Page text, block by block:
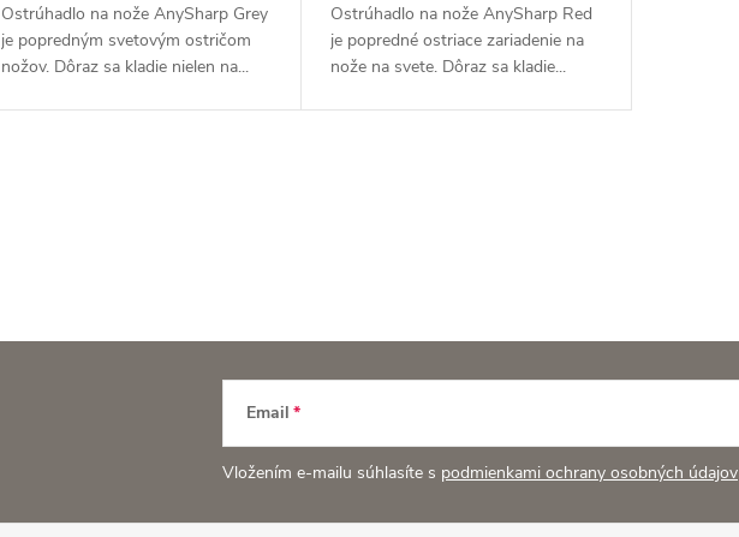
Ostrúhadlo na nože AnySharp Grey
je popredným svetovým ostričom
nožov. Dôraz sa kladie nielen na...
Ostrúhadlo na nože AnySharp Red
je popredné ostriace zariadenie na
nože na svete. Dôraz sa kladie...
Email
Vložením e-mailu súhlasíte s podmienkami ochrany osobných údajov